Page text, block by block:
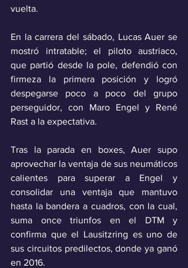
vuelta.
En la carrera del sábado, Lucas Auer se
mostró intratable; el piloto austriaco,
que partió desde la pole, defendió con
firmeza la primera posición y logró
despegarse poco a poco del grupo
perseguidor, con Maro Engel y René
Rast a la expectativa.
Tras la parada en boxes, Auer supo
aprovechar la ventaja de sus neumáticos
calientes para superar a Engel y
consolidar una ventaja que mantuvo
hasta la bandera a cuadros, con la cual,
suma once triunfos en el DTM y
confirma que el Lausitzring es uno de
sus circuitos predilectos, donde ya ganó
en 2016.